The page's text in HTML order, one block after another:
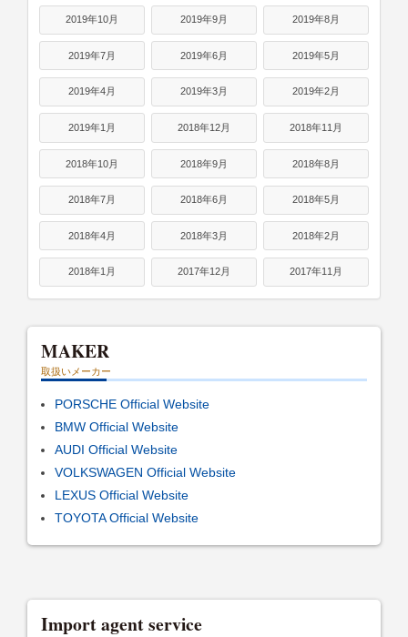
2019年10月 2019年9月 2019年8月
2019年7月 2019年6月 2019年5月
2019年4月 2019年3月 2019年2月
2019年1月 2018年12月 2018年11月
2018年10月 2018年9月 2018年8月
2018年7月 2018年6月 2018年5月
2018年4月 2018年3月 2018年2月
2018年1月 2017年12月 2017年11月
MAKER
取扱いメーカー
PORSCHE Official Website
BMW Official Website
AUDI Official Website
VOLKSWAGEN Official Website
LEXUS Official Website
TOYOTA Official Website
Import agent service